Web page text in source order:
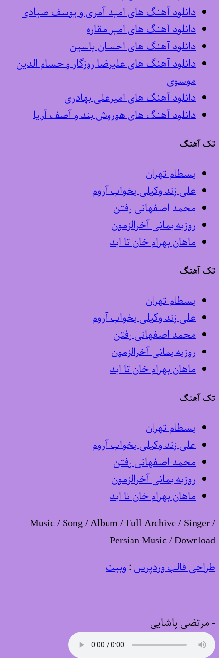
دانلود آهنگ های امید آمری و یوسف صیادی
دانلود آهنگ های امیر مقاره
دانلود آهنگ های احسان یاسین
دانلود آهنگ های علیرضا روزگار و حسام الدین
موسوی
دانلود آهنگ های امیرعلی بهادری
دانلود آهنگ های هوروش بند و آصف آریا
تک آهنگ
بسطام تهران
علی زند وکیلی بخواب آروم
محمد اصفهانی رفتن
روزبه بمانی آخرالزمون
ماهان بهرام خان تا ابد
تک آهنگ
بسطام تهران
علی زند وکیلی بخواب آروم
محمد اصفهانی رفتن
روزبه بمانی آخرالزمون
ماهان بهرام خان تا ابد
تک آهنگ
بسطام تهران
علی زند وکیلی بخواب آروم
محمد اصفهانی رفتن
روزبه بمانی آخرالزمون
ماهان بهرام خان تا ابد
Music / Song / Album / Full Archive / Singer /
Persian Music / Download
طراحی قالب وردپرس :وبیت
-مرتضی پاشایی